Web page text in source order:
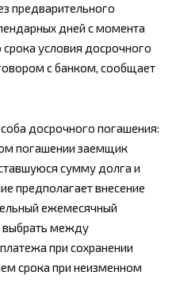
предварительного
дней с момента
условия досрочного
с банком, сообщает
досрочного погашения:
погашении заемщик
сумму долга и
предполагает внесение
ежемесячный
выбрать между
при сохранении
срока при неизменном